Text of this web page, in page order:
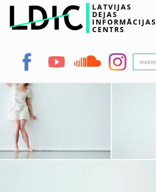
LATVIJAS
DEJAS
INFORMĀCIJAS
CENTRS